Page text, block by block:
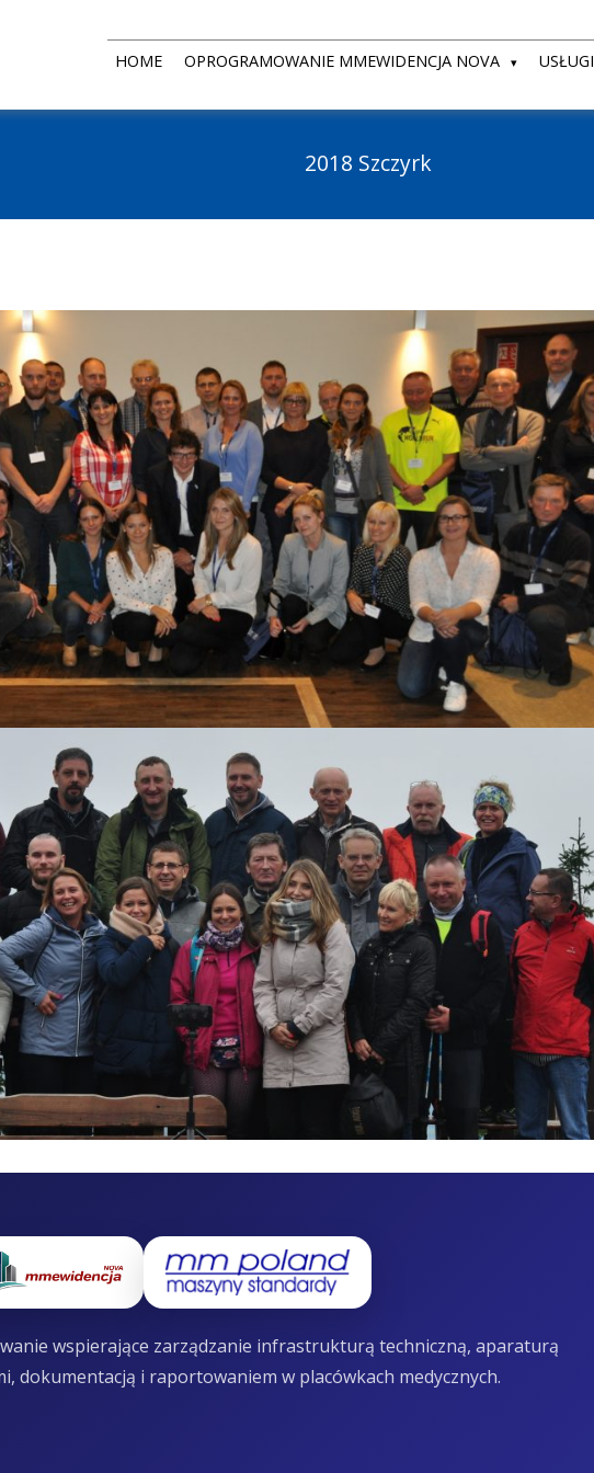
HOME OPROGRAMOWANIE MMEWIDENCJA NOVA USŁUGI
2018 Szczyrk
wspierające zarządzanie infrastrukturą techniczną, aparaturą
dokumentacją i raportowaniem w placówkach medycznych.